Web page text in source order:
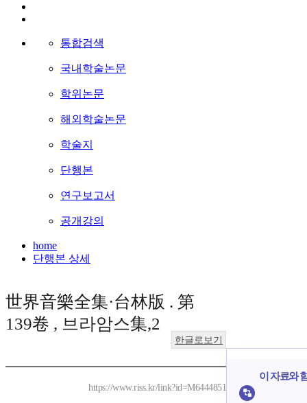
통합검색
국내학술논문
학위논문
해외학술논문
학술지
단행본
연구보고서
공개강의
home
단행본 상세
世界音樂全集·台林版 . 第
139卷 , 브라암스集,2
한글로보기
https://www.riss.kr/link?id=M6444851
이 자료와